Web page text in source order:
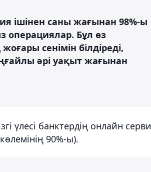
ішінен саны жағынан 98%-ы
операциялар. Бұл өз
сенімін білдіреді,
әрі уақыт жағынан
үлесі банктердің онлайн
90%-ы).